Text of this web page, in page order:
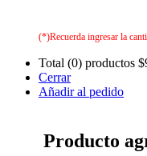
(*)Recuerda ingresar la
Total (0) productos
Cerrar
Añadir al pedido
Producto